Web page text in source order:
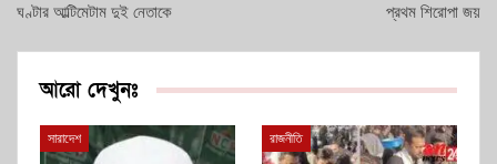
ঘণ্টার আল্টিমেটাম দুই নেতাকে
প্রথম শিরোপা জয়
আরো দেখুনঃ
সারাদেশ রাজনীতি